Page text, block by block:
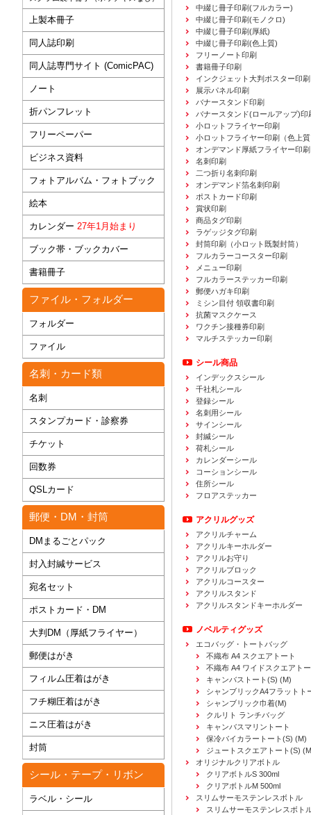
上製本冊子
同人誌印刷
同人誌専門サイト (ComicPAC)
ノート
折パンフレット
フリーペーパー
ビジネス資料
フォトアルバム・フォトブック
絵本
カレンダー 27年1月始まり
ブック帯・ブックカバー
書籍冊子
ファイル・フォルダー
フォルダー
ファイル
名刺・カード類
名刺
スタンプカード・診察券
チケット
回数券
QSLカード
郵便・DM・封筒
DMまるごとパック
封入封緘サービス
宛名セット
ポストカード・DM
大判DM（厚紙フライヤー）
郵便はがき
フィルム圧着はがき
フチ糊圧着はがき
ニス圧着はがき
封筒
シール・テープ・リボン
ラベル・シール
中綴じ冊子印刷(フルカラー)
中綴じ冊子印刷(モノクロ)
中綴じ冊子印刷(厚紙)
中綴じ冊子印刷(色上質)
フリーノート印刷
書籍冊子印刷
インクジェット大判ポスター印刷
展示パネル印刷
バナースタンド印刷
バナースタンド(ロールアップ)印
小ロットフライヤー印刷
小ロットフライヤー印刷（色上
オンデマンド厚紙フライヤー印刷
名刺印刷
二つ折り名刺印刷
オンデマンド箔名刺印刷
ポストカード印刷
賞状印刷
商品タグ印刷
ラゲッジタグ印刷
封筒印刷
（小ロット既製封筒）
フルカラーコースター印刷
メニュー印刷
フルカラーステッカー印刷
郵便ハガキ印刷
ミシン目付 領収書印刷
抗菌マスクケース
ワクチン接種券印刷
マルチステッカー印刷
シール商品
インデックスシール
千社札シール
登録シール
名刺用シール
サインシール
封緘シール
荷札シール
カレンダーシール
コーションシール
住所シール
フロアステッカー
アクリルグッズ
アクリルチャーム
アクリルキーホルダー
アクリルお守り
アクリルブロック
アクリルコースター
アクリルスタンド
アクリルスタンドキーホルダー
ノベルティグッズ
エコバッグ・トートバッグ
不織布 A4 スクエアトート
不織布 A4 ワイドスクエアト
キャンバストート(S) (M)
シャンブリックA4フラットト
シャンブリック巾着(M)
クルリト ランチバッグ
キャンバスマリントート
保冷バイカラートート(S) (M)
ジュートスクエアトート(S)
オリジナルクリアボトル
クリアボトルS 300ml
クリアボトルM 500ml
スリムサーモステンレスボトル
スリムサーモステンレスボト